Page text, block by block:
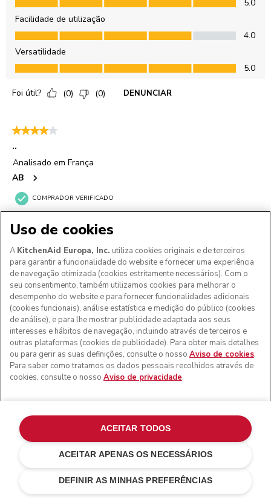
€ 119,25 custos € 39,75
Uso de cookies
A KitchenAid Europa, Inc. utiliza cookies originais e de terceiros
para garantir a funcionalidade do website e fornecer uma experiência
de navegação otimizada (cookies estritamente necessários). Com o
seu consentimento, também utilizamos cookies para melhorar o
desempenho do website e para fornecer funcionalidades adicionais
(cookies funcionais), análise estatística e medição do público (cookies
de análise), e para lhe mostrar publicidade adaptada aos seus
interesses e hábitos de navegação, incluindo através de terceiros e
outras plataformas (cookies de publicidade). Para obter mais detalhes
ou para gerir as suas definições, consulte o nosso Aviso de cookies.
Para saber como tratamos os dados pessoais recolhidos através de
cookies, consulte o nosso Aviso de privacidade.
DEFINIR AS MINHAS PREFERÊNCIAS
ACEITAR APENAS OS NECESSÁRIOS
ACEITAR TODOS